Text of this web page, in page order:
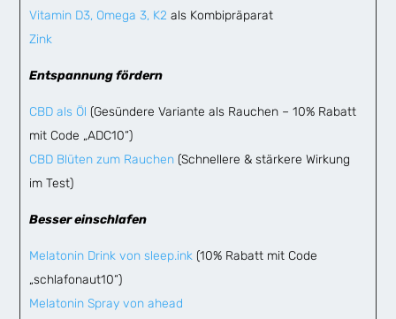
Vitamin D3, Omega 3, K2 als Kombipräparat
Zink
Entspannung fördern
CBD als Öl (Gesündere Variante als Rauchen – 10% Rabatt
mit Code „ADC10“)
CBD Blüten zum Rauchen (Schnellere & stärkere Wirkung
im Test)
Besser einschlafen
Melatonin Drink von sleep.ink(10% Rabatt mit Code
„schlafonaut10“)
Melatonin Spray von ahead